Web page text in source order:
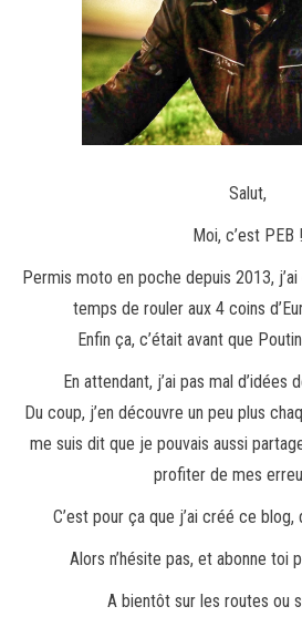
Salut,
Moi, c’est PEB !
Permis moto en poche depuis 2013,
temps de rouler aux 4 coins
Enfin ça, c’était avant que
En attendant, j’ai pas mal d’idées
Du coup, j’en découvre un peu plus
me suis dit que je pouvais aussi
profiter de mes
C’est pour ça que j’ai créé ce blog,
Alors n’hésite pas, et abonne toi
A bientôt sur les routes ou